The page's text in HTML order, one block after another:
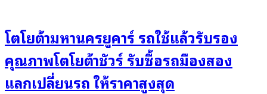
โตโยต้ามหานครยูคาร์ รถใช้แล้วรับรอง
คุณภาพโตโยต้าชัวร์ รับซื้อรถมืองสอง
แลกเปลี่ยนรถ ให้ราคาสูงสุด